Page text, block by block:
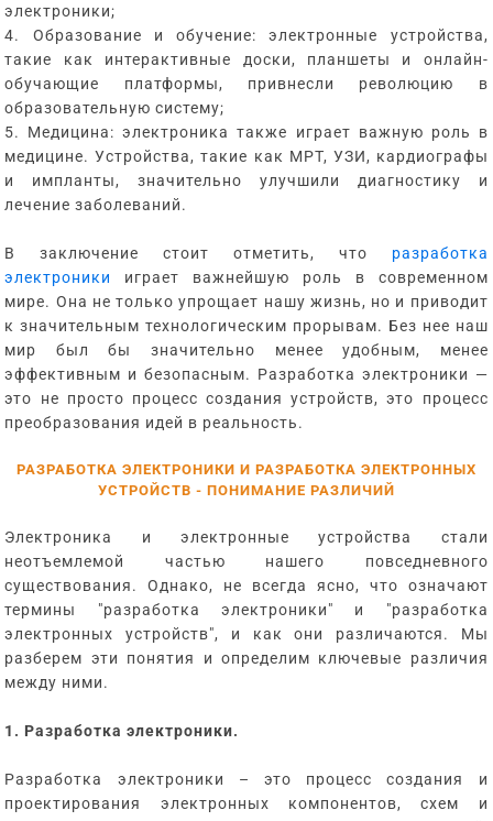
электроники;
4. Образование и обучение: электронные устройства,
такие как интерактивные доски, планшеты и онлайн-
обучающие платформы, привнесли революцию в
образовательную систему;
5. Медицина: электроника также играет важную роль в
медицине. Устройства, такие как МРТ, УЗИ, кардиографы
и импланты, значительно улучшили диагностику и
лечение заболеваний.
В заключение стоит отметить, что разработка
электроники
играет важнейшую роль в современном
мире. Она не только упрощает нашу жизнь, но и приводит
к значительным технологическим прорывам. Без нее наш
мир был бы значительно менее удобным, менее
эффективным и безопасным. Разработка электроники —
это не просто процесс создания устройств, это процесс
преобразования идей в реальность.
РАЗРАБОТКА ЭЛЕКТРОНИКИ И РАЗРАБОТКА ЭЛЕКТРОННЫХ
УСТРОЙСТВ - ПОНИМАНИЕ РАЗЛИЧИЙ
Электроника и электронные устройства стали
неотъемлемой частью нашего повседневного
существования. Однако, не всегда ясно, что означают
термины "разработка электроники" и "разработка
электронных устройств", и как они различаются. Мы
разберем эти понятия и определим ключевые различия
между ними.
1. Разработка электроники.
Разработка электроники – это процесс создания и
проектирования электронных компонентов, схем и